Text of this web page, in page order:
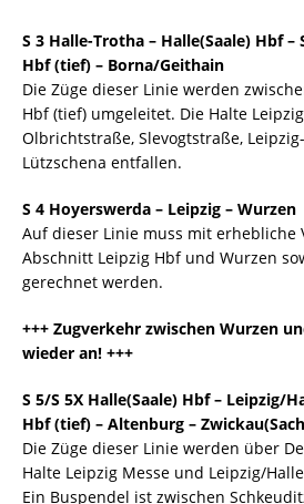
S 3 Halle-Trotha – Halle(Saale) Hbf
Hbf (tief) – Borna/Geithain
Die Züge dieser Linie werden
Hbf (tief) umgeleitet. Die Halte
Olbrichtstraße, Slevogtstraße,
Lützschena entfallen.
S 4 Hoyerswerda – Leipzig – Wurzen
Auf dieser Linie muss mit erhebliche
Abschnitt Leipzig Hbf und Wurzen
gerechnet werden.
+++ Zugverkehr zwischen Wurzen
wieder an! +++
S 5/S 5X Halle(Saale) Hbf – Leipzig/
Hbf (tief) – Altenburg –
Die Züge dieser Linie werden über
Halte Leipzig Messe und Leipzig/
Ein Buspendel ist zwischen